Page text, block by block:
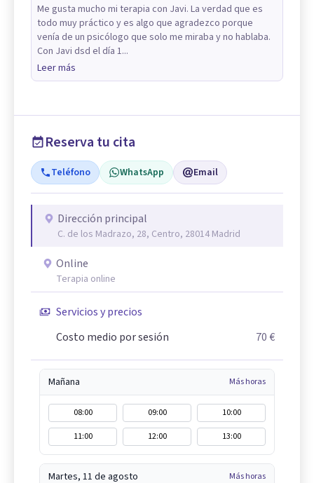
Me gusta mucho mi terapia con Javi. La verdad que es
todo muy práctico y es algo que agradezco porque
venía de un psicólogo que solo me miraba y no hablaba.
Con Javi dsd el día 1...
Leer más
Reserva tu cita
Teléfono WhatsApp Email
Dirección principal
C. de los Madrazo, 28, Centro, 28014 Madrid
Online
Terapia online
Servicios y precios
Costo medio por sesión
70 €
Mañana Más horas
08:00 09:00
10:00
11:00
12:00 13:00
Martes, 11 de agosto Más horas